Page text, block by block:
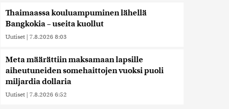
Thaimaassa kouluampuminen lähellä
Bangkokia – useita kuollut
Uutiset | 7.8.2026 8:03
Meta määrättiin maksamaan lapsille
aiheutuneiden somehaittojen vuoksi puoli
miljardia dollaria
Uutiset | 7.8.2026 6:52